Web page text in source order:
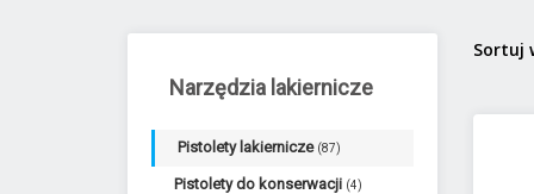
Narzędzia lakiernicze
Pistolety lakiernicze (87)
Pistolety do konserwacji (4)
Sortuj